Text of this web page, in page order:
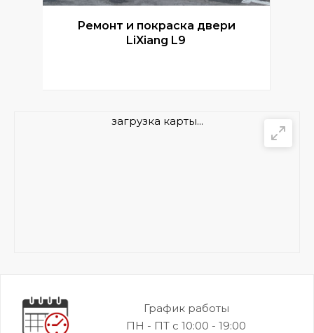
Ремонт и покраска двери
LiXiang L9
загрузка карты...
График работы
ПН - ПТ с 10:00 - 19:00